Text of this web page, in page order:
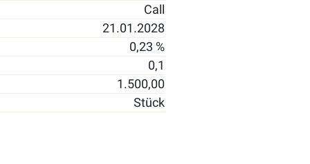
Call
21.01.2028
0,23 %
0,1
1.500,00
Stück